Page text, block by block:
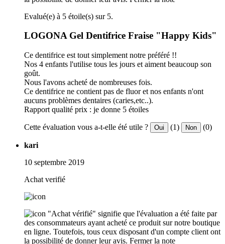
Evalué(e) à 5 étoile(s) sur 5.
LOGONA Gel Dentifrice Fraise "Happy Kids"
Ce dentifrice est tout simplement notre préféré !!
Nos 4 enfants l'utilise tous les jours et aiment beaucoup son
goût.
Nous l'avons acheté de nombreuses fois.
Ce dentifrice ne contient pas de fluor et nos enfants n'ont
aucuns problèmes dentaires (caries,etc..).
Rapport qualité prix : je donne 5 étoiles
Cette évaluation vous a-t-elle été utile ? Oui (1) Non (0)
kari
10 septembre 2019
Achat verifié
"Achat vérifié" signifie que l'évaluation a été faite par
des consommateurs ayant acheté ce produit sur notre boutique
en ligne. Toutefois, tous ceux disposant d'un compte client ont
la possibilité de donner leur avis. Fermer la note